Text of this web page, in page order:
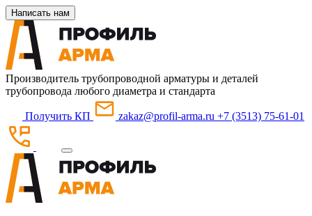
Написать нам
Производитель трубопроводной арматуры и деталей
трубопровода любого диаметра и стандарта
Получить КП zakaz@profil-arma.ru +7 (3513) 75-61-01